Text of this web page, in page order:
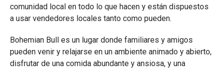
comunidad local en todo lo que hacen y están dispuestos
a usar vendedores locales tanto como pueden.
Bohemian Bull es un lugar donde familiares y amigos
pueden venir y relajarse en un ambiente animado y abierto,
disfrutar de una comida abundante y ansiosa, y una